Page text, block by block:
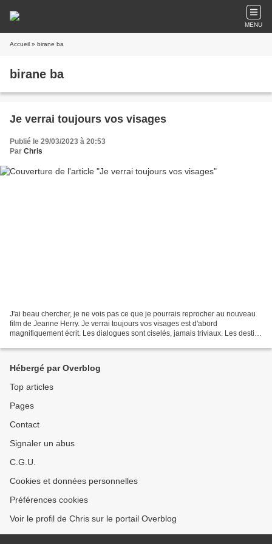
MENU
Accueil » birane ba
birane ba
Je verrai toujours vos visages
Publié le 29/03/2023 à 20:53
Par Chris
J'ai beau chercher, je ne vois pas ce que je pourrais reprocher au nouveau
film de Jeanne Herry. Je verrai toujours vos visages est d'abord
magnifiquement écrit. Les dialogues sont ciselés, jamais triviaux. Les destins
Hébergé par Overblog
Top articles
Pages
Contact
Signaler un abus
C.G.U.
Cookies et données personnelles
Préférences cookies
Voir le profil de Chris sur le portail Overblog